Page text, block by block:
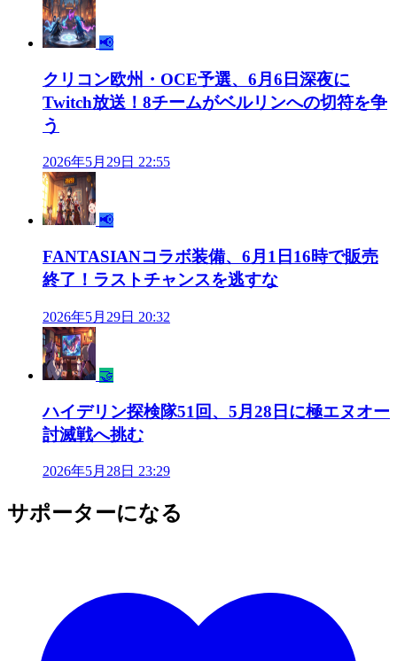
📢
クリコン欧州・OCE予選、6月6日深夜に
Twitch放送！8チームがベルリンへの切符を争
う
2026年5月29日 22:55
📢
FANTASIANコラボ装備、6月1日16時で販売
終了！ラストチャンスを逃すな
2026年5月29日 20:32
🤝
ハイデリン探検隊51回、5月28日に極エヌオー
討滅戦へ挑む
2026年5月28日 23:29
サポーターになる